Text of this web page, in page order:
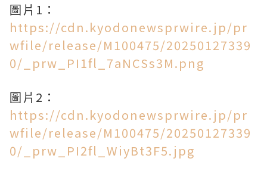
圖片1：
https://cdn.kyodonewsprwire.jp/pr
wfile/release/M100475/20250127339
0/_prw_PI1fl_7aNCSs3M.png
圖片2：
https://cdn.kyodonewsprwire.jp/pr
wfile/release/M100475/20250127339
0/_prw_PI2fl_WiyBt3F5.jpg